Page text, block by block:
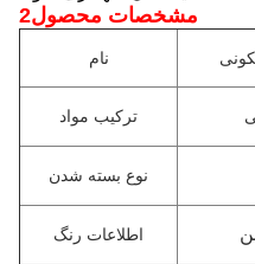
2مشخصات محصول
نام
ترکیب مواد
نوع بسته شدن
اطلاعات رنگ